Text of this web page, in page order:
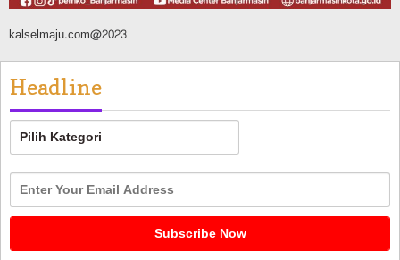
kalselmaju.com@2023
Headline
Headline